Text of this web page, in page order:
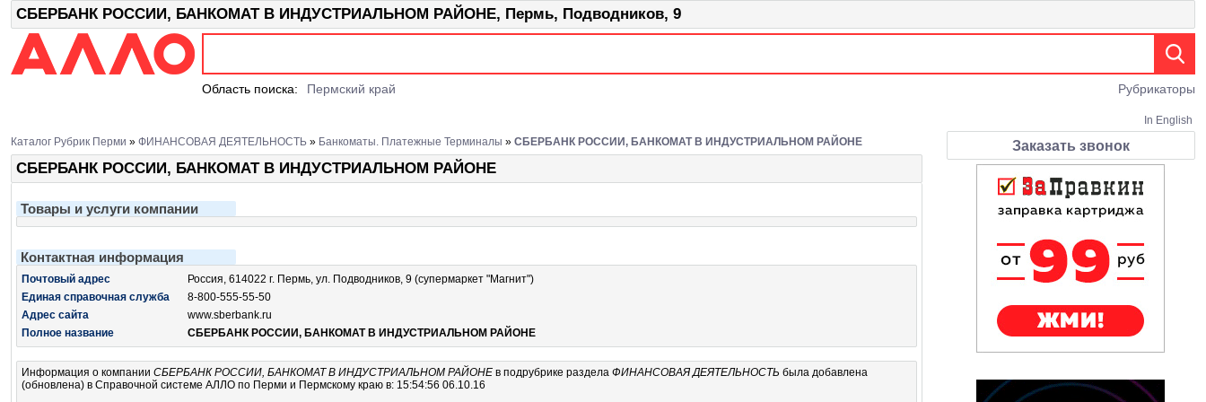
СБЕРБАНК РОССИИ, БАНКОМАТ В ИНДУСТРИАЛЬНОМ РАЙОНЕ, Пермь, Подводников, 9
Рубрикаторы
Область поиска: Пермский край
In English
Каталог Рубрик Перми » ФИНАНСОВАЯ ДЕЯТЕЛЬНОСТЬ » Банкоматы. Платежные Терминалы » СБЕРБАНК РОССИИ, БАНКОМАТ В ИНДУСТРИАЛЬНОМ РАЙОНЕ
СБЕРБАНК РОССИИ, БАНКОМАТ В ИНДУСТРИАЛЬНОМ РАЙОНЕ
Товары и услуги компании
Контактная информация
Почтовый адрес
Россия, 614022 г. Пермь, ул. Подводников, 9 (супермаркет "Магнит")
Единая справочная служба
8-800-555-55-50
Адрес сайта
www.sberbank.ru
Полное название
СБЕРБАНК РОССИИ, БАНКОМАТ В ИНДУСТРИАЛЬНОМ РАЙОНЕ
Информация о компании СБЕРБАНК РОССИИ, БАНКОМАТ В ИНДУСТРИАЛЬНОМ РАЙОНЕ в подрубрике раздела ФИНАНСОВАЯ ДЕЯТЕЛЬНОСТЬ была добавлена
(обновлена) в Справочной системе АЛЛО по Перми и Пермскому краю в: 15:54:56 06.10.16
Заказать звонок